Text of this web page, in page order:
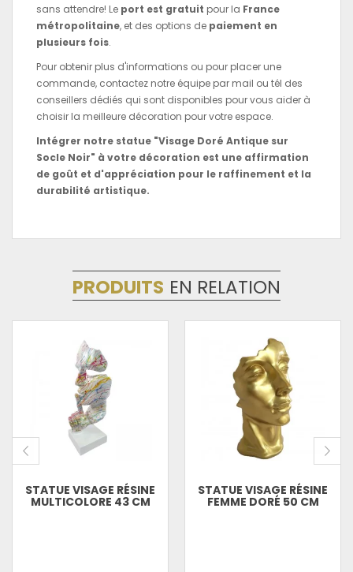
sans attendre! Le port est gratuit pour la France
métropolitaine, et des options de paiement en
plusieurs fois.
Pour obtenir plus d'informations ou pour placer une
commande, contactez notre équipe par mail ou tél des
conseillers dédiés qui sont disponibles pour vous aider à
choisir la meilleure décoration pour votre espace.
Intégrer notre statue "Visage Doré Antique sur
Socle Noir" à votre décoration est une affirmation
de goût et d'appréciation pour le raffinement et la
durabilité artistique.
PRODUITS EN RELATION
STATUE VISAGE RÉSINE
MULTICOLORE 43 CM
STATUE VISAGE RÉSINE
FEMME DORÉ 50 CM